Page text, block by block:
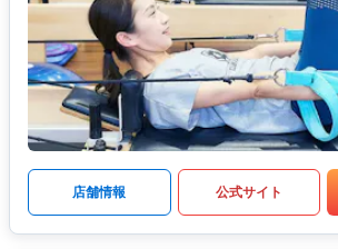
店舗情報 公式サイト